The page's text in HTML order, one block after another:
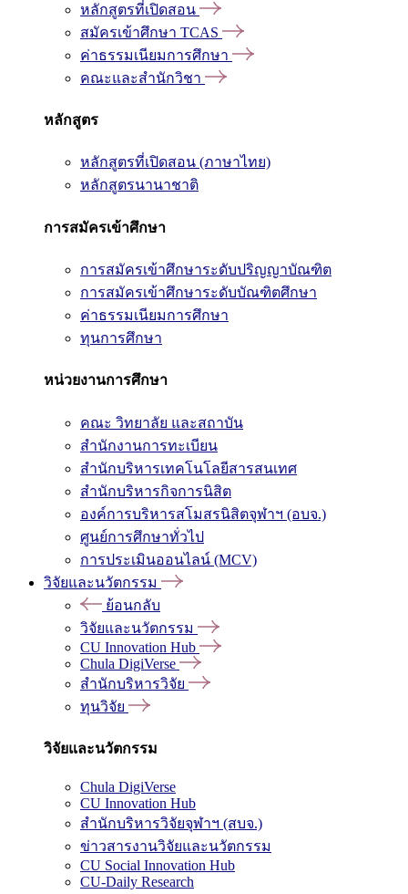
หลักสูตรที่เปิดสอน
สมัครเข้าศึกษา TCAS
ค่าธรรมเนียมการศึกษา
คณะและสำนักวิชา
หลักสูตร
หลักสูตรที่เปิดสอน (ภาษาไทย)
หลักสูตรนานาชาติ
การสมัครเข้าศึกษา
การสมัครเข้าศึกษาระดับปริญญาบัณฑิต
การสมัครเข้าศึกษาระดับบัณฑิตศึกษา
ค่าธรรมเนียมการศึกษา
ทุนการศึกษา
หน่วยงานการศึกษา
คณะ วิทยาลัย และสถาบัน
สำนักงานการทะเบียน
สำนักบริหารเทคโนโลยีสารสนเทศ
สำนักบริหารกิจการนิสิต
องค์การบริหารสโมสรนิสิตจุฬาฯ (อบจ.)
ศูนย์การศึกษาทั่วไป
การประเมินออนไลน์ (MCV)
วิจัยและนวัตกรรม
ย้อนกลับ
วิจัยและนวัตกรรม
CU Innovation Hub
Chula DigiVerse
สำนักบริหารวิจัย
ทุนวิจัย
วิจัยและนวัตกรรม
Chula DigiVerse
CU Innovation Hub
สำนักบริหารวิจัยจุฬาฯ (สบจ.)
ข่าวสารงานวิจัยและนวัตกรรม
CU Social Innovation Hub
CU-Daily Research